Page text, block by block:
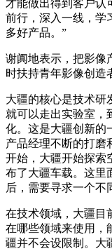
才能做出得到客户认
前行，深入一线，学
多好产品。”
谢阗地表示，把影像
时扶持青年影像创造
大疆的核心是技术研
就可以走出实验室，
化。这是大疆创新的
产品经理不断的打磨
开始，大疆开始探索
布了大疆车载。这里
后，需要寻求一个不
在技术领域，大疆目
在哪些领域来使用，
疆并不会设限制。大